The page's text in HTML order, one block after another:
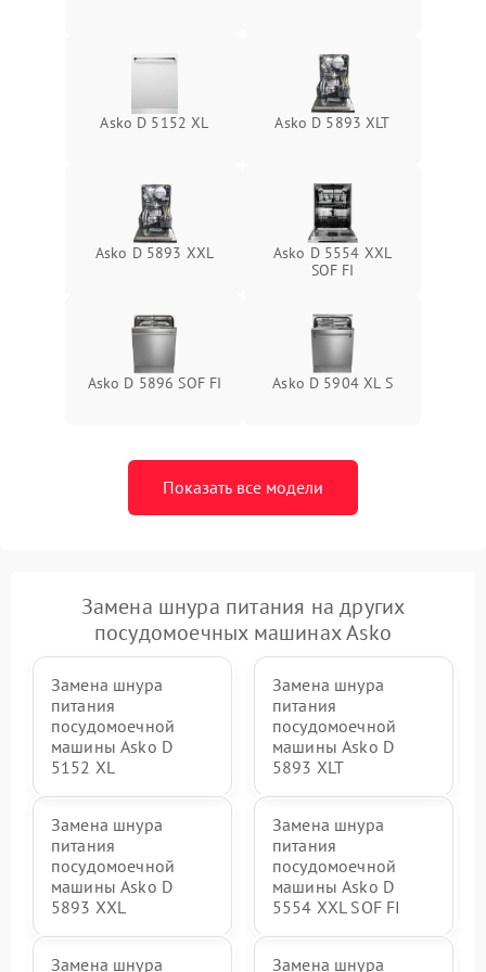
Asko D 5152 XL Asko D 5893 XLT
Asko D 5893 XXL
Asko D 5554 XXL
SOF FI
Asko D 5896 SOF FI Asko D 5904 XL S
Показать все модели
Замена шнура питания на других
посудомоечных машинах Asko
Замена шнура
питания
посудомоечной
машины Asko D
5152 XL
Замена шнура
питания
посудомоечной
машины Asko D
5893 XLT
Замена шнура
питания
посудомоечной
машины Asko D
5893 XXL
Замена шнура
питания
посудомоечной
машины Asko D
5554 XXL SOF FI
Замена шнура Замена шнура